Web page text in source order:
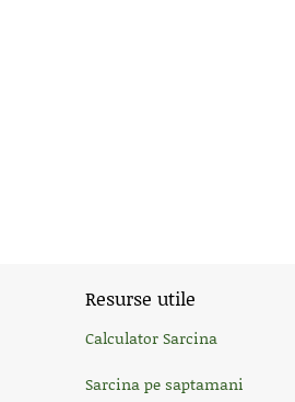
Resurse utile
Calculator Sarcina
Sarcina pe saptamani